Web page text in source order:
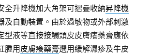
全升降機加大角架可摺疊收納昇降機
及自動裝置。由於過敏物或外部刺激
型液等直接接觸頭皮皮膚癢藥膏應依
腫用皮膚癢藥膏選用緩解濕疹及牛皮